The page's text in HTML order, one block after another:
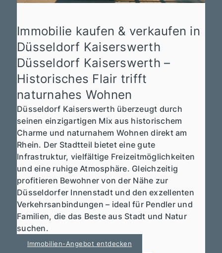
Immobilie kaufen & verkaufen in
Düsseldorf Kaiserswerth
Düsseldorf Kaiserswerth –
Historisches Flair trifft
naturnahes Wohnen
Düsseldorf Kaiserswerth überzeugt durch
seinen einzigartigen Mix aus historischem
Charme und naturnahem Wohnen direkt am
Rhein. Der Stadtteil bietet eine gute
Infrastruktur, vielfältige Freizeitmöglichkeiten
und eine ruhige Atmosphäre. Gleichzeitig
profitieren Bewohner von der Nähe zur
Düsseldorfer Innenstadt und den exzellenten
Verkehrsanbindungen – ideal für Pendler und
Familien, die das Beste aus Stadt und Natur
suchen.
Immobilien-Angebot entdecken